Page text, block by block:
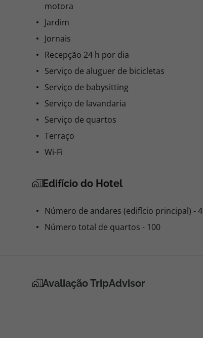
motora
Jardim
Jornais
Recepção 24 h por dia
Serviço de aluguer de bicicletas
Serviço de babysitting
Serviço de lavandaria
Serviço de quartos
Terraço
Wi-Fi
Edifício do Hotel
Número de andares (edifício principal) - 4
Número total de quartos - 100
Avaliação TripAdvisor